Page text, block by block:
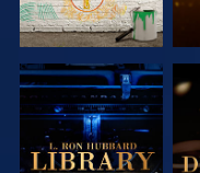
UTFORSKA
SERIEN